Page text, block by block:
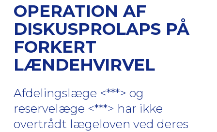
OPERATION AF
DISKUSPROLAPS PÅ
FORKERT
LÆNDEHVIRVEL
Afdelingslæge <***> og
reservelæge <***> har ikke
overtrådt lægeloven ved deres